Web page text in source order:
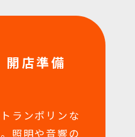
開店準備
ランポリンな
照明や音響の